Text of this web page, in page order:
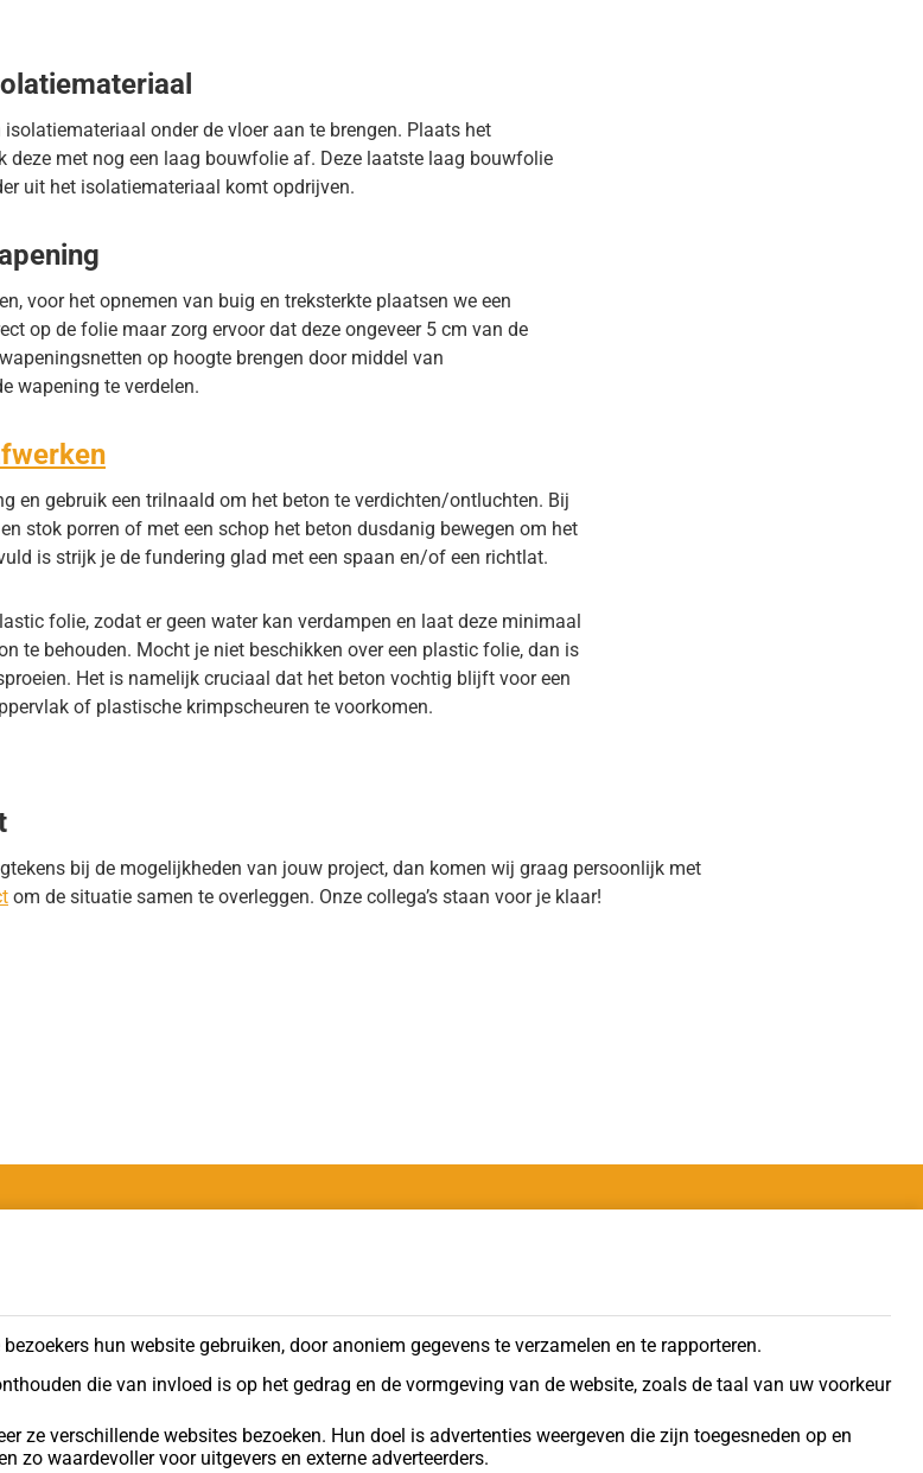
hun website gebruiken, door anoniem gegevens te verzamelen en te rapporteren.
die van invloed is op het gedrag en de vormgeving van de website, zoals de taal van uw voorkeur
ze verschillende websites bezoeken. Hun doel is advertenties weergeven die zijn toegesneden op en
zo waardevoller voor uitgevers en externe adverteerders.
onder de vloer aan te brengen. Plaats het
deze met nog een laag bouwfolie af. Deze laatste laag bouwfolie
uit het isolatiemateriaal komt opdrijven.
voor het opnemen van buig en treksterkte plaatsen we een
op de folie maar zorg ervoor dat deze ongeveer 5 cm van de
op hoogte brengen door middel van
wapening te verdelen.
en gebruik een trilnaald om het beton te verdichten/ontluchten. Bij
stok porren of met een schop het beton dusdanig bewegen om het
is strijk je de fundering glad met een spaan en/of een richtlat.
folie, zodat er geen water kan verdampen en laat deze minimaal
te behouden. Mocht je niet beschikken over een plastic folie, dan is
Het is namelijk cruciaal dat het beton vochtig blijft voor een
of plastische krimpscheuren te voorkomen.
bij de mogelijkheden van jouw project, dan komen wij graag persoonlijk met
om de situatie samen te overleggen. Onze collega’s staan voor je klaar!
T+31 (0)88 877 87 77
17.30 uur.